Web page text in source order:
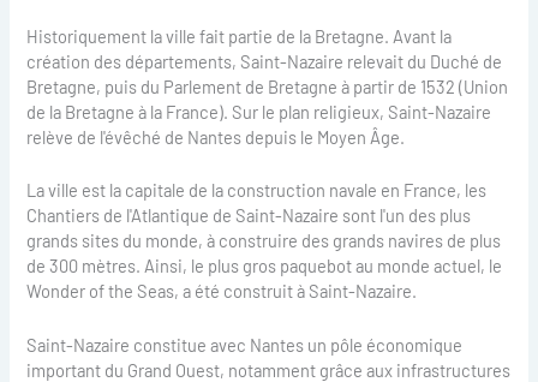
Historiquement la ville fait partie de la Bretagne. Avant la
création des départements, Saint-Nazaire relevait du Duché de
Bretagne, puis du Parlement de Bretagne à partir de 1532 (Union
de la Bretagne à la France). Sur le plan religieux, Saint-Nazaire
relève de l'évêché de Nantes depuis le Moyen Âge.
La ville est la capitale de la construction navale en France, les
Chantiers de l'Atlantique de Saint-Nazaire sont l'un des plus
grands sites du monde, à construire des grands navires de plus
de 300 mètres. Ainsi, le plus gros paquebot au monde actuel, le
Wonder of the Seas, a été construit à Saint-Nazaire.
Saint-Nazaire constitue avec Nantes un pôle économique
important du Grand Ouest, notamment grâce aux infrastructures